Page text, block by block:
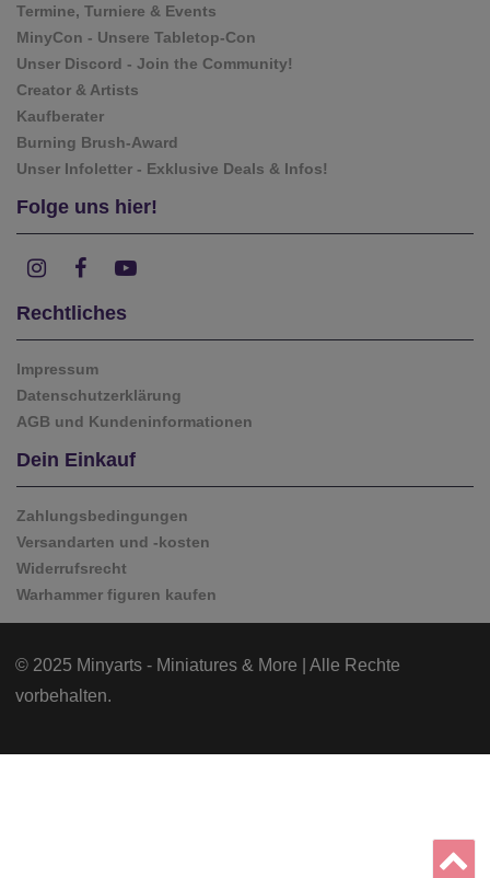
Termine, Turniere & Events
MinyCon - Unsere Tabletop-Con
Unser Discord - Join the Community!
Creator & Artists
Kaufberater
Burning Brush-Award
Unser Infoletter - Exklusive Deals & Infos!
Folge uns hier!
Rechtliches
Impressum
Datenschutzerklärung
AGB und Kundeninformationen
Dein Einkauf
Zahlungsbedingungen
Versandarten und -kosten
Widerrufsrecht
Warhammer figuren kaufen
© 2025 Minyarts - Miniatures & More | Alle Rechte
vorbehalten.